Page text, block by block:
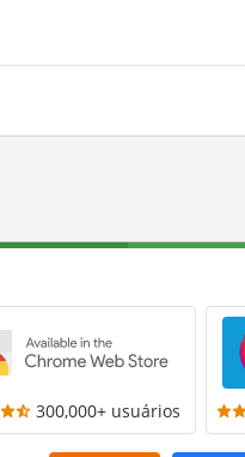
300,000+ usuários